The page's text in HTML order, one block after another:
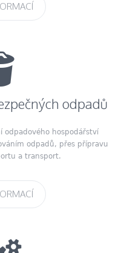
odpadů
odpadového hospodářství
odpadů, přes přípravu
a transport.